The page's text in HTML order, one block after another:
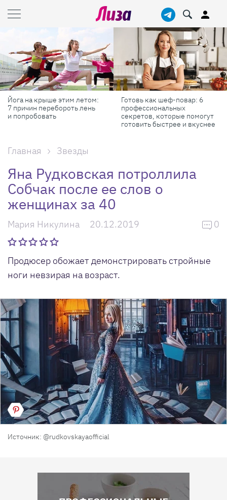
Готовь как шеф-повар: 6
профессиональных
секретов, которые помогут
Масштабные приключения:
самые красивые фестивали
России в августе
Главная Звезды
Яна Рудковская потроллила
Собчак после ее слов о
женщинах за 40
Мария Никулина 20.12.2019 0
Продюсер обожает демонстрировать стройные
ноги невзирая на возраст.
Источник: @rudkovskayaofficial